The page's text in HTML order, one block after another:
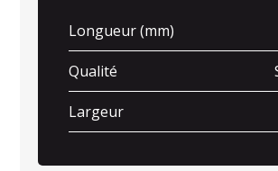
Longueur (mm)
Qualité
Largeur